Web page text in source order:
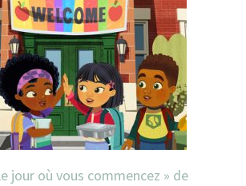
jour où vous commencez » de